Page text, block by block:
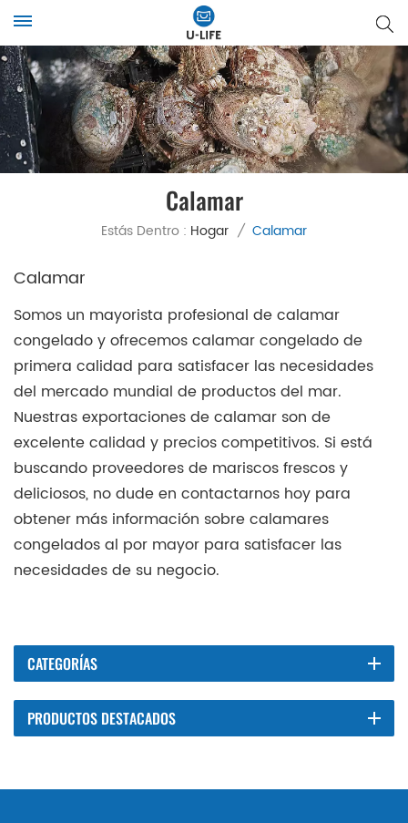
Calamar
Estás Dentro : Hogar / Calamar
Calamar
Somos un mayorista profesional de calamar
congelado y ofrecemos calamar congelado de
primera calidad para satisfacer las necesidades
del mercado mundial de productos del mar.
Nuestras exportaciones de calamar son de
excelente calidad y precios competitivos. Si está
buscando proveedores de mariscos frescos y
deliciosos, no dude en contactarnos hoy para
obtener más información sobre calamares
congelados al por mayor para satisfacer las
necesidades de su negocio.
CATEGORÍAS
PRODUCTOS DESTACADOS